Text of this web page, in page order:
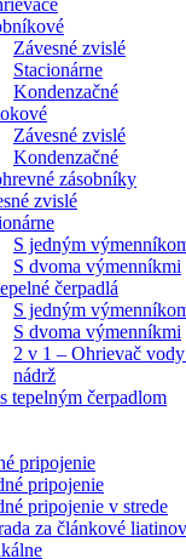
Závesné zvislé
Stacionárne
Kondenzačné
Závesné zvislé
Kondenzačné
zásobníky
zvislé
S jedným
S dvoma výmenníkmi
čerpadlá
S jedným
S dvoma výmenníkmi
2 v 1 – Ohrievač
nádrž
tepelným čerpadlom
pripojenie
pripojenie
pripojenie v strede
za článkové